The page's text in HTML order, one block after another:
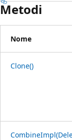
Metodi
Nome
Clone()